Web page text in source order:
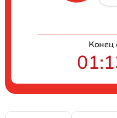
Конец